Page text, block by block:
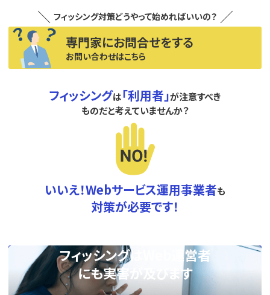
フィッシング対策どうやって始めればいいの？
専門家にお問合せをする
お問い合わせはこちら
フィッシングは「利用者」が注意すべき
ものだと考えていませんか？
いいえ！Webサービス運用事業者も
対策が必要です！
フィッシングはWeb運営者
にも実害が及びます